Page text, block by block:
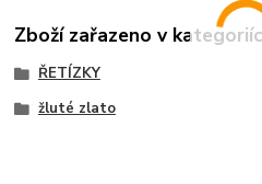
Zboží zařazeno v
ŘETÍZKY
žluté zlato